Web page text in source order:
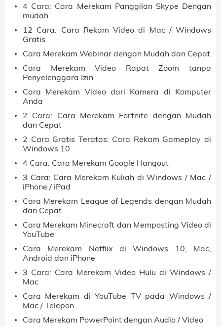
4 Cara: Cara Merekam Panggilan Skype Dengan
mudah
12 Cara: Cara Rekam Video di Mac / Windows
Gratis
Cara Merekam Webinar dengan Mudah dan Cepat
Cara Merekam Video Rapat Zoom tanpa
Penyelenggara Izin
Cara Merekam Video dari Kamera di Komputer
Anda
2 Cara: Cara Merekam Fortnite dengan Mudah
dan Cepat
2 Cara Gratis Teratas: Cara Rekam Gameplay di
Windows 10
4 Cara: Cara Merekam Google Hangout
3 Cara: Cara Merekam Kuliah di Windows / Mac /
iPhone / iPad
Cara Merekam League of Legends dengan Mudah
dan Cepat
Cara Merekam Minecraft dan Memposting Video di
YouTube
Cara Merekam Netflix di Windows 10, Mac,
Android dan iPhone
3 Cara: Cara Merekam Video Hulu di Windows /
Mac
Cara Merekam di YouTube TV pada Windows /
Mac / Telepon
Cara Merekam PowerPoint dengan Audio / Video